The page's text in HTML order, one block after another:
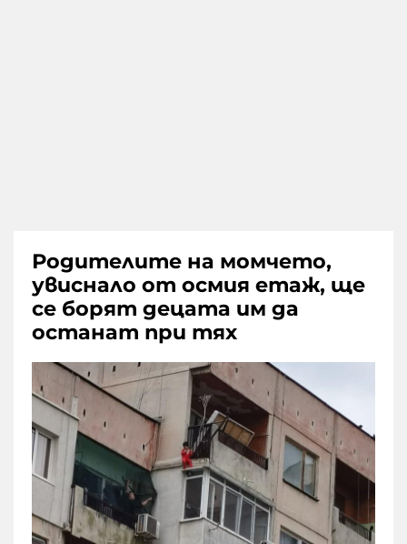
Родителите на момчето,
увиснало от осмия етаж, ще
се борят децата им да
останат при тях